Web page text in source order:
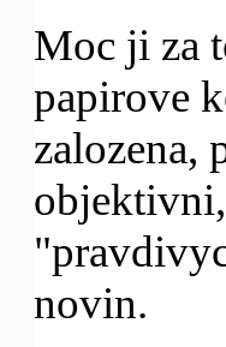
Moc ji za
papirove
zalozena,
novin.